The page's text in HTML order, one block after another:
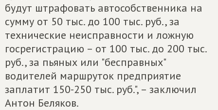
будут штрафовать автособственника на
сумму от 50 тыс. до 100 тыс. руб., за
технические неисправности и ложную
госрегистрацию – от 100 тыс. до 200 тыс.
руб., за пьяных или "бесправных"
водителей маршруток предприятие
заплатит 150-250 тыс. руб.", – заключил
Антон Беляков.